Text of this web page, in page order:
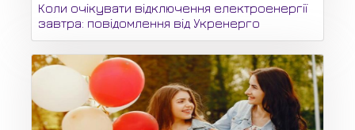
Коли очікувати відключення електроенергії
завтра: повідомлення від Укренерго